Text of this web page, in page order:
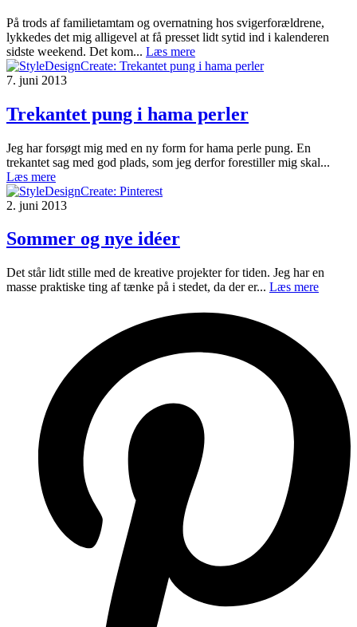
På trods af familietamtam og overnatning hos svigerforældrene,
lykkedes det mig alligevel at få presset lidt sytid ind i kalenderen
sidste weekend. Det kom... Læs mere
7. juni 2013
Trekantet pung i hama perler
Jeg har forsøgt mig med en ny form for hama perle pung. En
trekantet sag med god plads, som jeg derfor forestiller mig skal...
Læs mere
2. juni 2013
Sommer og nye idéer
Det står lidt stille med de kreative projekter for tiden. Jeg har en
masse praktiske ting af tænke på i stedet, da der er... Læs mere